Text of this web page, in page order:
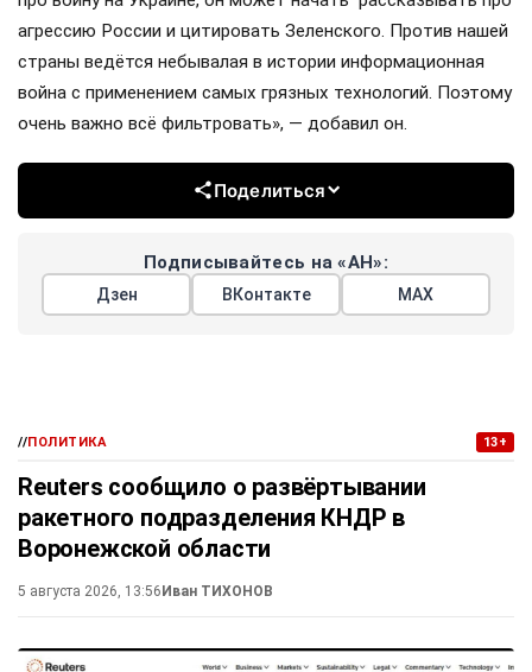
агрессию России и цитировать Зеленского. Против нашей
страны ведётся небывалая в истории информационная
война с применением самых грязных технологий. Поэтому
очень важно всё фильтровать», — добавил он.
Поделиться
Подписывайтесь на «АН»:
Дзен ВКонтакте МАХ
//ПОЛИТИКА 13+
Reuters сообщило о развёртывании
ракетного подразделения КНДР в
Воронежской области
5 августа 2026, 13:56 Иван ТИХОНОВ